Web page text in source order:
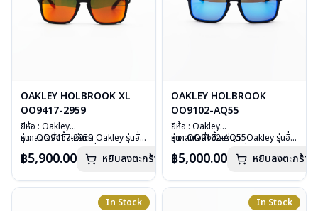
OAKLEY HOLBROOK XL
OO9417-2959
ยี่ห้อ : Oakley
รุ่น : OO9417-2959
เลนส์ : กันแดดสี Prizm ruby
น้ำหนัก : 28 กรัม
อุปกรณ์ : กล่องแว่น , ผ้าเช็ดแว่น
การรับประกัน : ประกันศูนย์ Luxottica
หากสนใจสั่งชื้อแว่นตา Oakley รุ่นอื่น
ติดต่อเราคลิก
฿5,900.00 หยิบลงตะกร้า
OAKLEY HOLBROOK
OO9102-AQ55
ยี่ห้อ : Oakley
รุ่น : OO9102-AQ55
เลนส์ : กันแดดสีฟ้า มีสกินตัวหนังสือ
บานพับ : ไม่มีสปริง
อุปกรณ์ : กล่องแว่น , ผ้าเช็ดแว่น
หากสนใจสั่งชื้อแว่นตา Oakley รุ่นอื่น
ติดต่อเราคลิก
฿5,000.00 หยิบลงตะกร้า
In Stock In Stock